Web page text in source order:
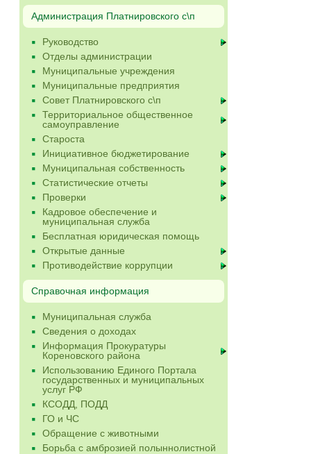
Администрация Платнировского с\п
Руководство
Отделы администрации
Муниципальные учреждения
Муниципальные предприятия
Совет Платнировского с\п
Территориальное общественное
самоуправление
Староста
Инициативное бюджетирование
Муниципальная собственность
Статистические отчеты
Проверки
Кадровое обеспечение и
муниципальная служба
Бесплатная юридическая помощь
Открытые данные
Противодействие коррупции
Справочная информация
Муниципальная служба
Сведения о доходах
Информация Прокуратуры
Кореновского района
Использованию Единого Портала
государственных и муниципальных
услуг РФ
КСОДД, ПОДД
ГО и ЧС
Обращение с животными
Борьба с амброзией полыннолистной